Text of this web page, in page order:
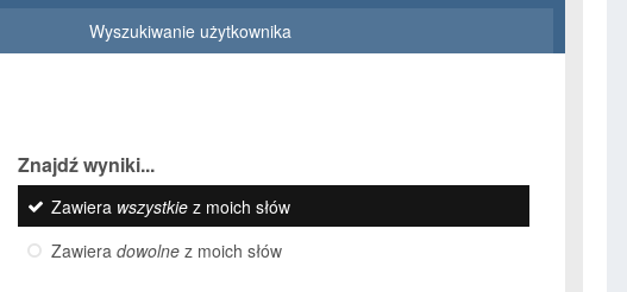
Wyszukiwanie użytkownika
Znajdź wyniki...
Zawiera wszystkiez moich słów
Zawiera dowolnez moich słów